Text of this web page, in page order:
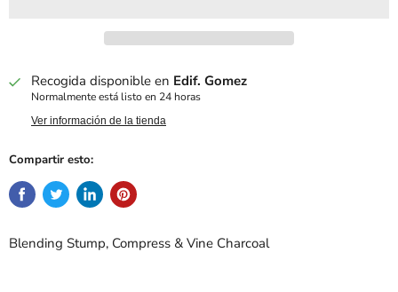
Recogida disponible en Edif. Gomez
Normalmente está listo en 24 horas
Ver información de la tienda
Compartir esto:
Blending Stump, Compress & Vine Charcoal